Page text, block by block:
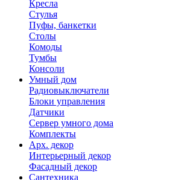
Кресла
Стулья
Пуфы, банкетки
Столы
Комоды
Тумбы
Консоли
Умный дом
Радиовыключатели
Блоки управления
Датчики
Сервер умного дома
Комплекты
Арх. декор
Интерьерный декор
Фасадный декор
Сантехника